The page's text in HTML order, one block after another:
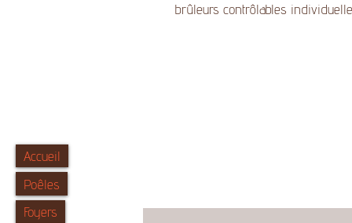
Accueil
Poêles
Foyers
brûleurs contrôlables